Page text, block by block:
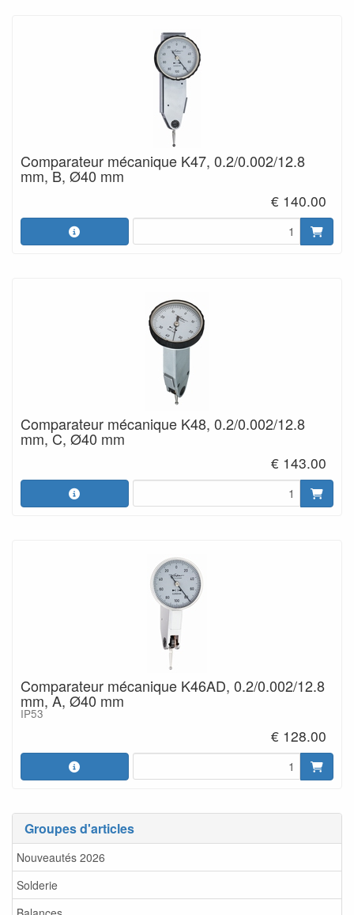
Groupes d'articles
Nouveautés 2026
Solderie
Comparateur mécanique K47, 0.2/0.002/12.8
mm, B, Ø40 mm
€ 140.00
Comparateur mécanique K48, 0.2/0.002/12.8
mm, C, Ø40 mm
€ 143.00
Comparateur mécanique K46AD, 0.2/0.002/12.8
mm, A, Ø40 mm
IP53
€ 128.00